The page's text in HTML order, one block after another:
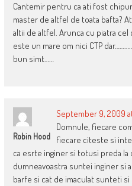
Cantemir pentru ca ati fost
master de altfel de toata bafta?
altii de altfel. Arunca cu piatra
este un mare om nici CTP
bun simt……
Robin Hood
September 9, 2009
Domnule, fiecare
fiecare citeste si
ca esrte inginer si totusi preda
dumneavoastra suntei inginer si
barfe si cat de imaculat sunteti